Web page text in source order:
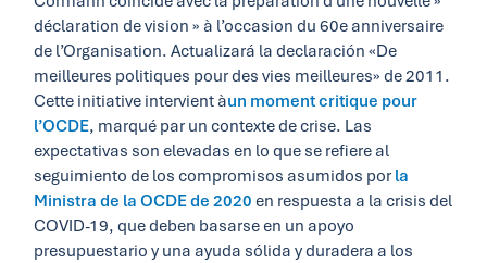
déclaration de vision » à l’occasion du 60e anniversaire
de l’Organisation. Actualizará la declaración «De
meilleures politiques pour des vies meilleures» de 2011.
Cette initiative intervient àun moment critique pour
l’OCDE, marqué par un contexte de crise. Las
expectativas son elevadas en lo que se refiere al
seguimiento de los compromisos asumidos por la
Ministra de la OCDE de 2020 en respuesta a la crisis del
COVID-19, que deben basarse en un apoyo
presupuestario y una ayuda sólida y duradera a los